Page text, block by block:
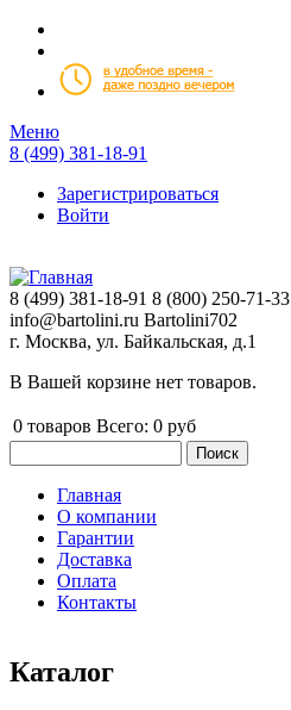
Перейти к основному содержанию
Меню
8 (499) 381-18-91
Зарегистрироваться
Войти
8 (499) 381-18-91 8 (800) 250-71-33
info@bartolini.ru Bartolini702
г. Москва, ул. Байкальская, д.1
В Вашей корзине нет товаров.
0 товаров Всего: 0 руб
Главное меню
Главная
О компании
Гарантии
Доставка
Оплата
Контакты
Каталог